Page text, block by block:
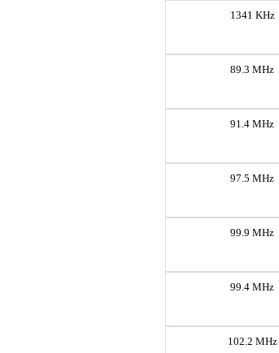
1341 KHz
89.3 MHz
91.4 MHz
97.5 MHz
99.9 MHz
99.4 MHz
102.2 MHz